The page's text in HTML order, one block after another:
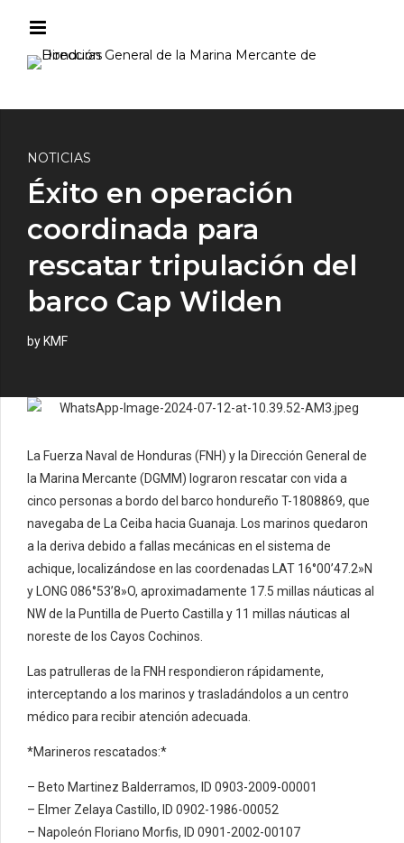
NOTICIAS
Éxito en operación
coordinada para
rescatar tripulación del
barco Cap Wilden
by KMF
La Fuerza Naval de Honduras (FNH) y la Dirección General de
la Marina Mercante (DGMM) lograron rescatar con vida a
cinco personas a bordo del barco hondureño T-1808869, que
navegaba de La Ceiba hacia Guanaja. Los marinos quedaron
a la deriva debido a fallas mecánicas en el sistema de
achique, localizándose en las coordenadas LAT 16°00’47.2»N
y LONG 086°53’8»O, aproximadamente 17.5 millas náuticas al
NW de la Puntilla de Puerto Castilla y 11 millas náuticas al
noreste de los Cayos Cochinos.
Las patrulleras de la FNH respondieron rápidamente,
interceptando a los marinos y trasladándolos a un centro
médico para recibir atención adecuada.
*Marineros rescatados:*
– Beto Martinez Balderramos, ID 0903-2009-00001
– Elmer Zelaya Castillo, ID 0902-1986-00052
– Napoleón Floriano Morfis, ID 0901-2002-00107